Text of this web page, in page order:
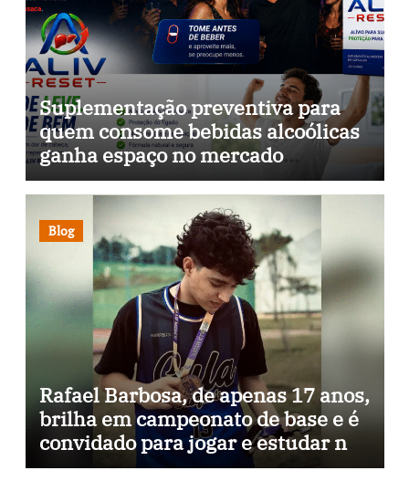
Suplementação preventiva para
quem consome bebidas alcoólicas
ganha espaço no mercado
brasileiro
Blog
Rafael Barbosa, de apenas 17 anos,
brilha em campeonato de base e é
convidado para jogar e estudar na
Itália